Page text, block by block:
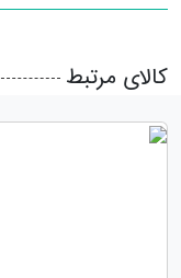
کالای مرتبط